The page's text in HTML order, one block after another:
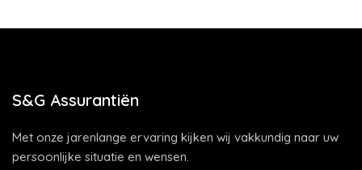
S&G Assurantiën
Met onze jarenlange ervaring kijken wij vakkundig naar uw
persoonlijke situatie en wensen.